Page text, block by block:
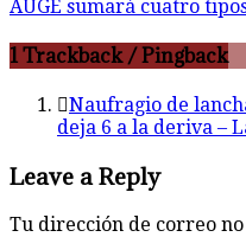
AUGE sumará cuatro
1 Trackback / Pingback
Naufragio de
deja 6 a la deriva –
Leave a Reply
Tu dirección de correo